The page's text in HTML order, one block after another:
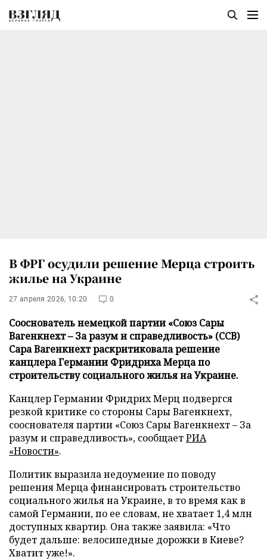
В ФРГ осудили решение Мерца строить
жилье на Украине
27 апреля 2026, 10:20 0
Сооснователь немецкой партии «Союз Сары
Вагенкнехт – За разум и справедливость» (ССВ)
Сара Вагенкнехт раскритиковала решение
канцлера Германии Фридриха Мерца по
строительству социального жилья на Украине.
Канцлер Германии Фридрих Мерц подвергся
резкой критике со стороны Сары Вагенкнехт,
сооснователя партии «Союз Сары Вагенкнехт – За
разум и справедливость», сообщаетРИА
«Новости».
Политик выразила недоумение по поводу
решения Мерца финансировать строительство
социального жилья на Украине, в то время как в
самой Германии, по ее словам, не хватает 1,4 млн
доступных квартир. Она также заявила: «Что
будет дальше: велосипедные дорожки в Киеве?
Хватит уже!».